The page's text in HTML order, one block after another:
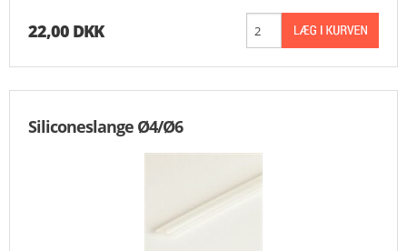
22,00 DKK
Siliconeslange Ø4/Ø6